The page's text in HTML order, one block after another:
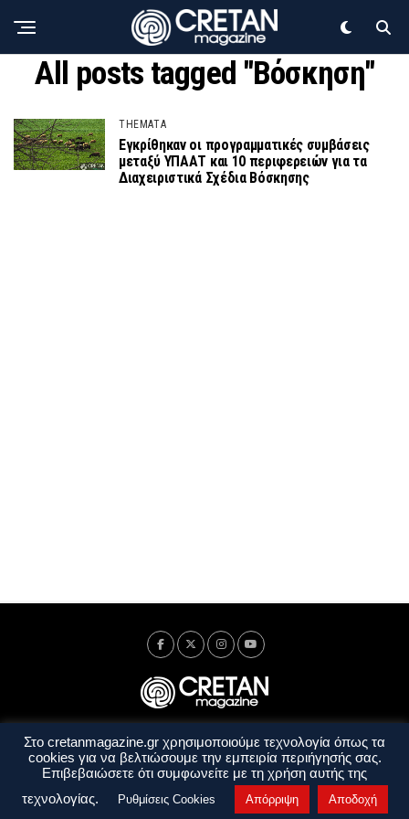
All posts tagged "Βόσκηση"
THEMATA
Εγκρίθηκαν οι προγραμματικές συμβάσεις
μεταξύ ΥΠΑΑΤ και 10 περιφερειών για τα
Διαχειριστικά Σχέδια Βόσκησης
Ταυτότητα Πολιτική Απορρήτου
Όροι Χρήσης
Όροι και Προϋποθέσεις
Στο cretanmagazine.gr χρησιμοποιούμε τεχνολογία όπως τα
cookies για να βελτιώσουμε την εμπειρία περιήγησής σας.
Επιβεβαιώσετε ότι συμφωνείτε με τη χρήση αυτής της
τεχνολογίας.
Ρυθμίσεις Cookies Απόρριψη Αποδοχή